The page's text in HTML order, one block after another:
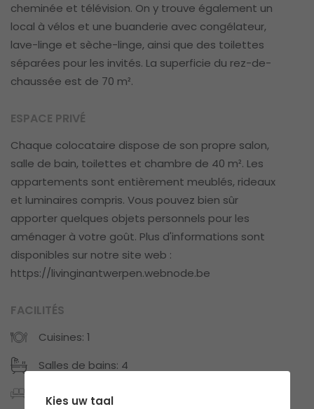
cheminée et télévision. On y trouve également un
local à vélos et une buanderie avec congélateur,
lave-linge et sèche-linge, ainsi que des toilettes
séparées pour les invités. La superficie du rez-de-
chaussée est de 70 m².
ESPACE PRIVÉ
Chaque colocataire dispose de son propre salon,
salle de bain, toilettes et chambre de 40 m². Les
appartements sont entièrement meublés, rideaux
et luminaires compris. Vous pouvez bien sûr
apporter quelques objets personnels pour les
aménager à votre goût. Plus d'informations sont
disponibles sur notre site web :
https://livinginantwerpen.webnode.be
FACILITÉS
Cuisines: 1
Salles de bains: 4
Privé espace meublé
Kies uw taal